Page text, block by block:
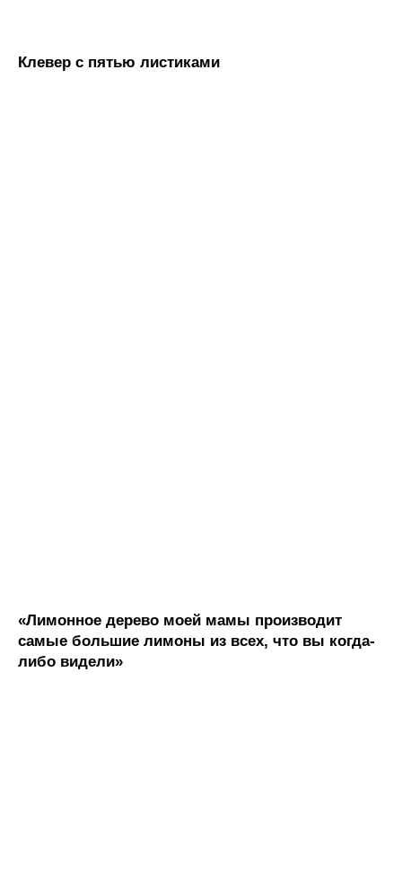
Клевер с пятью листиками
«Лимонное дерево моей мамы производит
самые большие лимоны из всех, что вы когда-
либо видели»